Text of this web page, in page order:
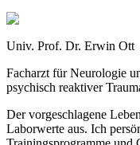
Univ. Prof. Dr. Erwin Ott
Facharzt für Neurologie
psychisch reaktiver
Der vorgeschlagene
Laborwerte aus. Ich